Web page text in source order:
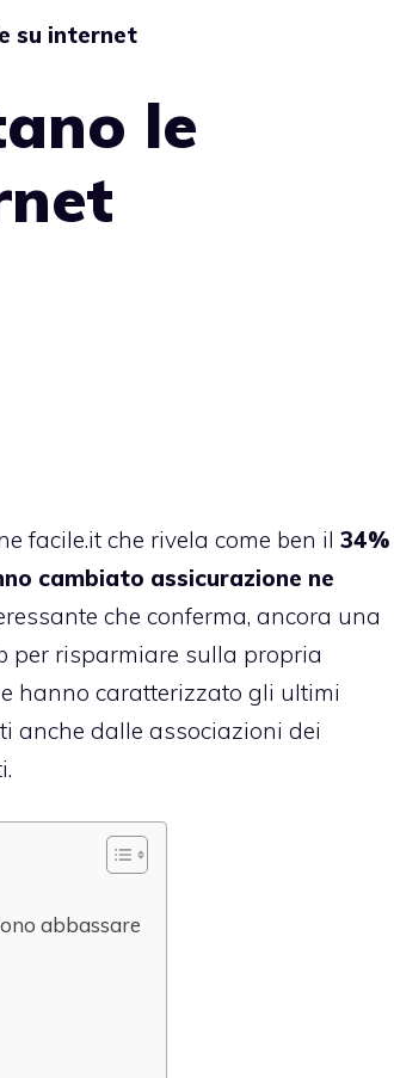
su internet
le
facile.it che rivela come ben il 34%
cambiato assicurazione ne
che conferma, ancora una
per risparmiare sulla propria
hanno caratterizzato gli ultimi
anche dalle associazioni dei
abbassare